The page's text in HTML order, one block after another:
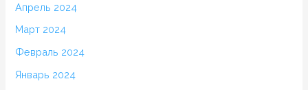
Апрель 2024
Март 2024
Февраль 2024
Январь 2024